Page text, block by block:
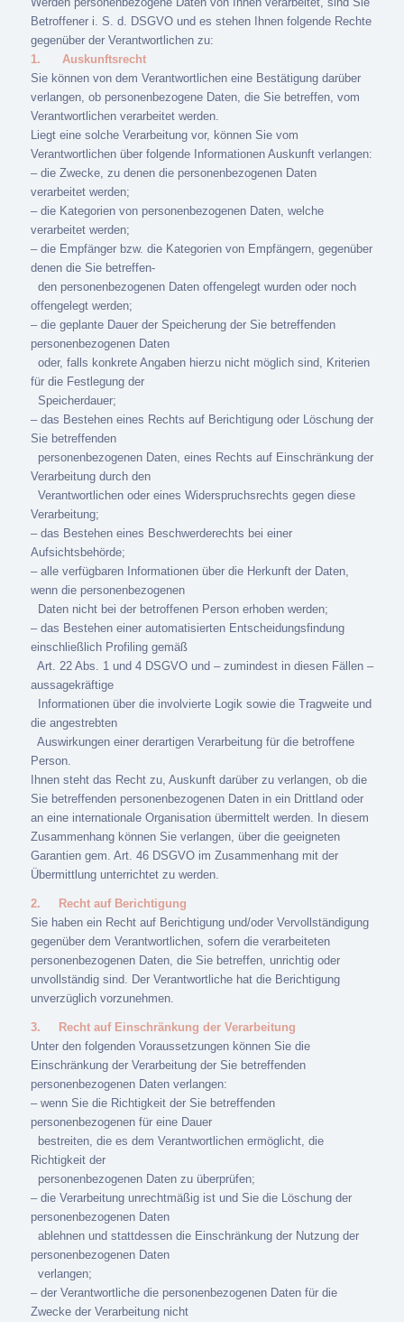
Betroffener i. S. d. DSGVO und es stehen Ihnen folgende Rechte
gegenüber der Verantwortlichen zu:
1.
Auskunftsrecht
Sie können von dem Verantwortlichen eine Bestätigung darüber
verlangen, ob personenbezogene Daten, die Sie betreffen, vom
Verantwortlichen verarbeitet werden.
Liegt eine solche Verarbeitung vor, können Sie vom
Verantwortlichen über folgende Informationen Auskunft verlangen:
– die Zwecke, zu denen die personenbezogenen Daten
verarbeitet werden;
– die Kategorien von personenbezogenen Daten, welche
verarbeitet werden;
– die Empfänger bzw. die Kategorien von Empfängern, gegenüber
denen die Sie betreffen-
den personenbezogenen Daten offengelegt wurden oder noch
offengelegt werden;
– die geplante Dauer der Speicherung der Sie betreffenden
personenbezogenen Daten
oder, falls konkrete Angaben hierzu nicht möglich sind, Kriterien
für die Festlegung der
Speicherdauer;
– das Bestehen eines Rechts auf Berichtigung oder Löschung der
Sie betreffenden
personenbezogenen Daten, eines Rechts auf Einschränkung der
Verarbeitung durch den
Verantwortlichen oder eines Widerspruchsrechts gegen diese
Verarbeitung;
– das Bestehen eines Beschwerderechts bei einer
Aufsichtsbehörde;
– alle verfügbaren Informationen über die Herkunft der Daten,
wenn die personenbezogenen
Daten nicht bei der betroffenen Person erhoben werden;
– das Bestehen einer automatisierten Entscheidungsfindung
einschließlich Profiling gemäß
Art. 22 Abs. 1 und 4 DSGVO und – zumindest in diesen Fällen –
aussagekräftige
Informationen über die involvierte Logik sowie die Tragweite und
die angestrebten
Auswirkungen einer derartigen Verarbeitung für die betroffene
Person.
Ihnen steht das Recht zu, Auskunft darüber zu verlangen, ob die
Sie betreffenden personenbezogenen Daten in ein Drittland oder
an eine internationale Organisation übermittelt werden. In diesem
Zusammenhang können Sie verlangen, über die geeigneten
Garantien gem. Art. 46 DSGVO im Zusammenhang mit der
Übermittlung unterrichtet zu werden.
2.
Recht auf Berichtigung
Sie haben ein Recht auf Berichtigung und/oder Vervollständigung
gegenüber dem Verantwortlichen, sofern die verarbeiteten
personenbezogenen Daten, die Sie betreffen, unrichtig oder
unvollständig sind. Der Verantwortliche hat die Berichtigung
unverzüglich vorzunehmen.
3.
Recht auf Einschränkung der Verarbeitung
Unter den folgenden Voraussetzungen können Sie die
Einschränkung der Verarbeitung der Sie betreffenden
personenbezogenen Daten verlangen:
– wenn Sie die Richtigkeit der Sie betreffenden
personenbezogenen für eine Dauer
bestreiten, die es dem Verantwortlichen ermöglicht, die
Richtigkeit der
personenbezogenen Daten zu überprüfen;
– die Verarbeitung unrechtmäßig ist und Sie die Löschung der
personenbezogenen Daten
ablehnen und stattdessen die Einschränkung der Nutzung der
personenbezogenen Daten
verlangen;
– der Verantwortliche die personenbezogenen Daten für die
Zwecke der Verarbeitung nicht